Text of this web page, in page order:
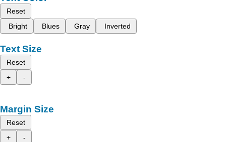
Reset
Bright
Blues Gray Inverted
Text Size
Reset
+
-
Margin Size
Reset
+
-